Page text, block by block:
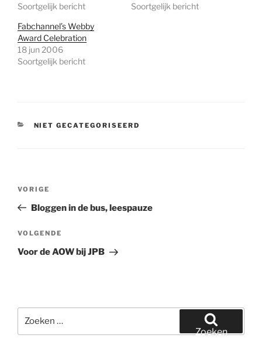
Soortgelijk bericht
Soortgelijk bericht
Fabchannel’s Webby
Award Celebration
18 jun 2006
Soortgelijk bericht
CATEGORIEËN
NIET GECATEGORISEERD
Vorig
bericht
VORIGE
Bloggen in de bus, leespauze
Volgend
bericht
VOLGENDE
Voor de AOW bij JPB
naar:
Zoeken